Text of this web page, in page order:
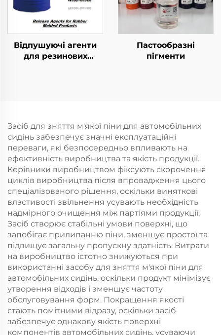
Відпушуючі агенти
для резинових
Пастообразні
пігменти
Засіб для зняття м'якої піни для автомобільних
сидінь забезпечує значні експлуатаційні
переваги, які безпосередньо впливають на
ефективність виробництва та якість продукції.
Керівники виробництвом фіксують скорочення
циклів виробництва після впровадження цього
спеціалізованого рішення, оскільки виняткові
властивості звільнення усувають необхідність
надмірного очищення між партіями продукції.
Засіб створює стабільні умови поверхні, що
запобігає прилипанню піни, зменшує простої та
підвищує загальну пропускну здатність. Витрати
на виробництво істотно знижуються при
використанні засобу для зняття м'якої піни для
автомобільних сидінь, оскільки продукт мінімізує
утворення відходів і зменшує частоту
обслуговування форм. Покращення якості
стають помітними відразу, оскільки засіб
забезпечує однакову якість поверхні
компонентів автомобільних сидінь, усуваючи